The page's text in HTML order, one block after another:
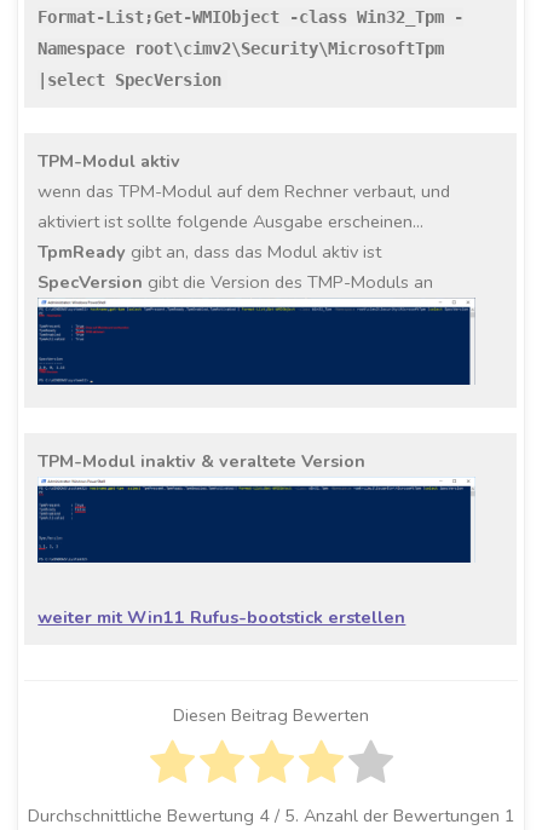
Format-List;Get-WMIObject -class Win32_Tpm -
Namespace root\cimv2\Security\MicrosoftTpm
|select SpecVersion
TPM-Modul aktiv
wenn das TPM-Modul auf dem Rechner verbaut, und
aktiviert ist sollte folgende Ausgabe erscheinen…
TpmReady gibt an, dass das Modul aktiv ist
SpecVersion gibt die Version des TMP-Moduls an
TPM-Modul inaktiv & veraltete Version
weiter mit Win11 Rufus-bootstick erstellen
Diesen Beitrag Bewerten
Durchschnittliche Bewertung 4/ 5. Anzahl der Bewertungen 1